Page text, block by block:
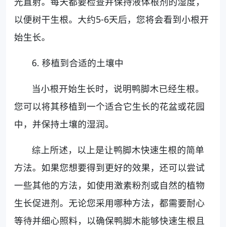
以便树干生根。大约5-6天后，您将会看到小根开
始生长。
6. 移植到合适的土壤中
当小根开始生长时，说明鸭脚木已经生根。
您可以将其移植到一个适合它生长的花盆或花园
中，并保持土壤的湿润。
综上所述，以上是让鸭脚木快速生根的简单
方法。如果您想要得到更好的效果，还可以尝试
一些其他的方法，如使用激素粉剂或自然的植物
生长促进剂。无论您采用哪种方法，都需要耐心
等待并细心照料，以确保鸭脚木能够快速生根且